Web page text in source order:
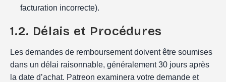
facturation incorrecte).
1.2. Délais et Procédures
Les demandes de remboursement doivent être soumises
dans un délai raisonnable, généralement 30 jours après
la date d’achat. Patreon examinera votre demande et